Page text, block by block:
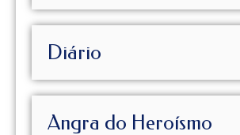
Diário
Angra do Heroísmo